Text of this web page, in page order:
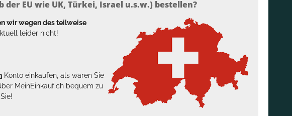
EU wie UK, Türkei, Israel u.s.w.) bestellen?
wir wegen des teilweise
leider nicht!
Konto einkaufen, als wären Sie
MeinEinkauf.ch bequem zu